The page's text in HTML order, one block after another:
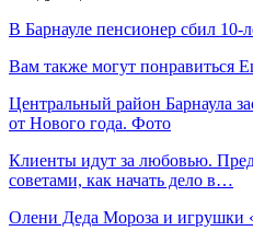
В Барнауле пенсионер сбил 10-
Вам также могут понравиться
Центральный район Барнаула
от Нового года. Фото
Клиенты идут за любовью.
советами, как начать дело в…
Олени Деда Мороза и игрушки